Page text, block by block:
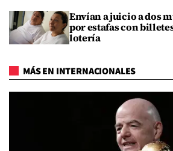
Envían a juicio a dos
por estafas con
lotería
MÁS EN INTERNACIONALES